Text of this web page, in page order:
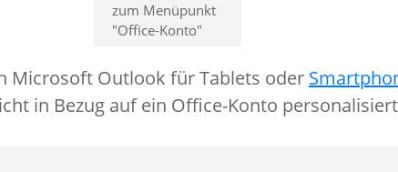
zum Menüpunkt
"Office-Konto"
Microsoft Outlook für Tablets oder
in Bezug auf ein Office-Konto